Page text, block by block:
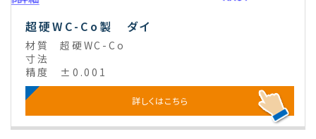
超硬WC-Co製 ダイ
材質
超硬WC-Co
寸法
精度
±0.001
詳しくはこちら